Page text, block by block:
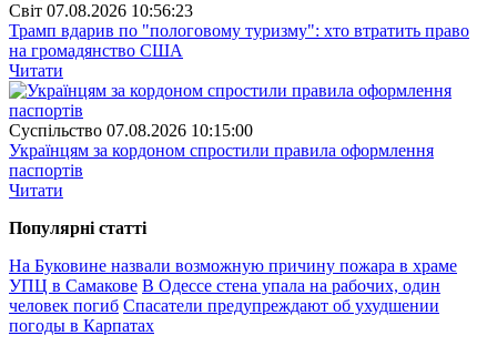
Свiт 07.08.2026 10:56:23
Трамп вдарив по "пологовому туризму": хто втратить право
на громадянство США
Читати
Суспiльство 07.08.2026 10:15:00
Українцям за кордоном спростили правила оформлення
паспортів
Читати
Популярнi статтi
На Буковине назвали возможную причину пожара в храме
УПЦ в Самакове В Одессе стена упала на рабочих, один
человек погиб Спасатели предупреждают об ухудшении
погоды в Карпатах